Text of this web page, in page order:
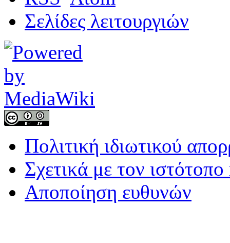
Σελίδες λειτουργιών
Πολιτική ιδιωτικού
Σχετικά με τον
Αποποίηση ευθυνών